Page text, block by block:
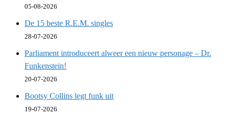
05-08-2026
De 15 beste R.E.M. singles
28-07-2026
Parliament introduceert alweer een nieuw personage – Dr.
Funkenstein!
20-07-2026
Bootsy Collins legt funk uit
19-07-2026